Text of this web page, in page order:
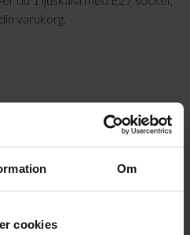
Om
cookies
varukorg.